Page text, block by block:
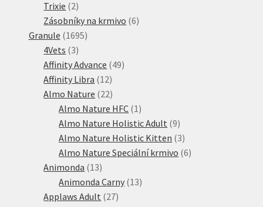
produktů
Trixie 22
produkty
Zásobníky na krmivo 66
Granule 16951695
4Vets 33
produkty
Affinity Advance 4949
Affinity Libra 1212
produktů
Almo Nature 2222
produktů
Almo Nature HFC 1 1
produkt
Almo Nature Holistic Adult 99
produktů
Almo Nature Holistic Kitten 33
produkty
Almo Nature Speciální krmivo 66
Animonda 1313
produktů
Animonda Carny 1313
Applaws Adult 2727